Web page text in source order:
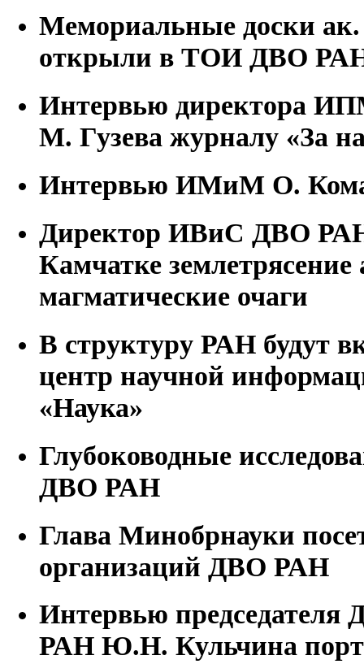
Мемориальные доски
открыли в ТОИ ДВО
Интервью директора
М. Гузева журналу «За
Интервью ИМиМ О.
Директор ИВиС ДВО
Камчатке землетрясение
магматические очаги
В структуру РАН будут
центр научной
«Наука»
Глубоководные
ДВО РАН
Глава Минобрнауки
организаций ДВО РАН
Интервью
РАН Ю.Н. Кульчина